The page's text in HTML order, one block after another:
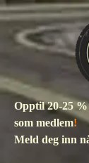
Opptil 20-25
som medlem!
Meld deg inn